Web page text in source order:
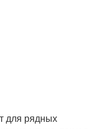
для рядных